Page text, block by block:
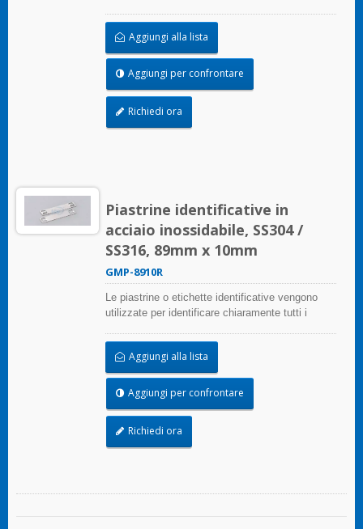
qualità resistente all'abrasione, alla corrosione e
ai raggi UV.
Aggiungi alla lista
Aggiungi per confrontare
Richiedi ora
Piastrine identificative in
acciaio inossidabile, SS304 /
SS316, 89mm x 10mm
GMP-8910R
Le piastrine o etichette identificative vengono
utilizzate per identificare chiaramente tutti i
qualità resistente all'abrasione, alla corrosione e
ai raggi UV.
Aggiungi alla lista
Aggiungi per confrontare
Richiedi ora